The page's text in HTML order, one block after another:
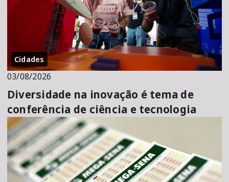
Cidades
03/08/2026
Diversidade na inovação é tema de
conferência de ciência e tecnologia